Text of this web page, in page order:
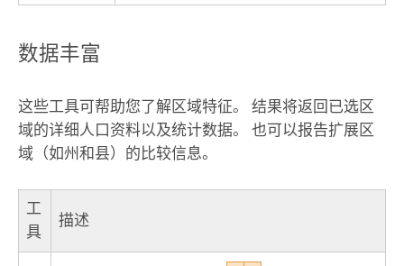
数据丰富
这些工具可帮助您了解区域特征。 结果将返回已选区
域的详细人口资料以及统计数据。 也可以报告扩展区
域（如州和县）的比较信息。
工
具
描述